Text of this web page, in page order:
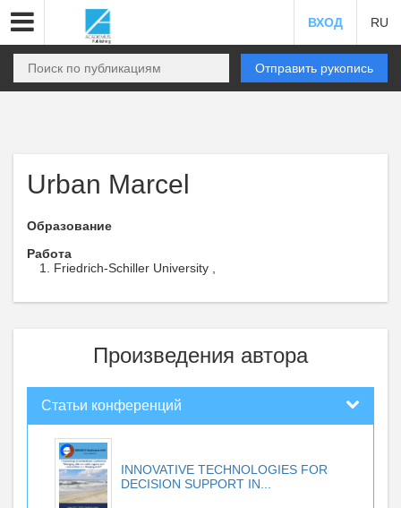
ВХОД RU
Отправить рукопись
Urban Marcel
Образование
Работа
Friedrich-Schiller University ,
Произведения автора
Статьи конференций
INNOVATIVE TECHNOLOGIES FOR
DECISION SUPPORT IN...